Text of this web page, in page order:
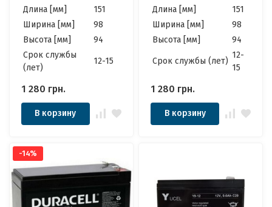
Длина [мм]
151
Ширина [мм]
98
Высота [мм]
94
Cрок службы
(лет)
12-15
1 280 грн.
В корзину
Длина [мм]
151
Ширина [мм]
98
Высота [мм]
94
Cрок службы (лет)
12-
15
1 280 грн.
В корзину
-14%